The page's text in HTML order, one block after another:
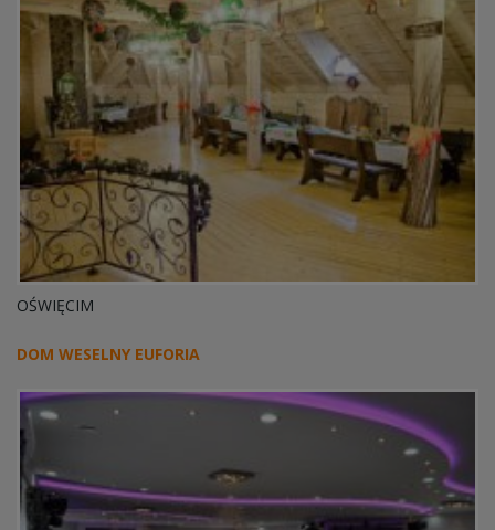
OŚWIĘCIM
DOM WESELNY EUFORIA